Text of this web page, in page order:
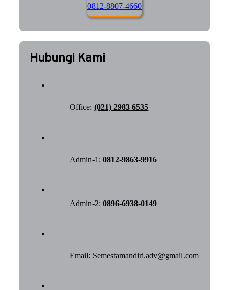
0812-8807-4660
Hubungi Kami
Office:(021) 2983 6535
Admin-1:0812-9863-9916
Admin-2:0896-6938-0149
Email: Semestamandiri.adv@gmail.com